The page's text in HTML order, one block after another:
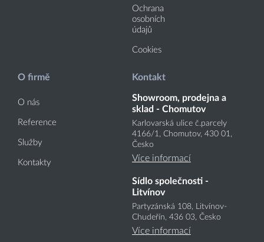
Ochrana
osobních
údajů
Cookies
O firmě
O nás
Reference
Služby
Kontakty
Kontakt
Showroom, prodejna a
sklad - Chomutov
Karlovarská ulice č.parcely
4166/1, Chomutov, 430 01,
Česko
Více informací
Sídlo společnosti -
Litvínov
Partyzánská 108, Litvínov-
Chudeřín, 436 03, Česko
Více informací